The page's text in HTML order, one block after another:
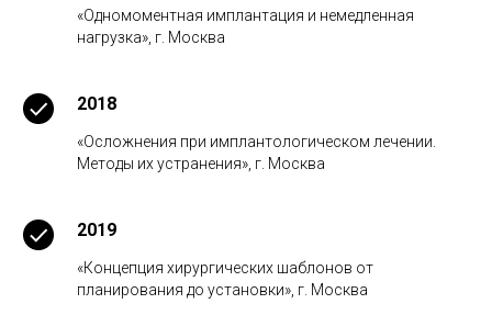
«Одномоментная имплантация и немедленная
нагрузка», г. Москва
2018
«Осложнения при имплантологическом лечении.
Методы их устранения», г. Москва
2019
«Концепция хирургических шаблонов от
планирования до установки», г. Москва